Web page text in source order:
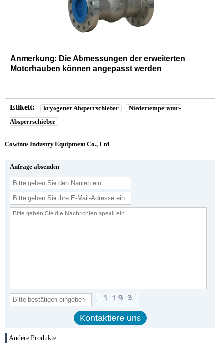
Anmerkung: Die Abmessungen der erweiterten
Motorhauben können angepasst werden
Etikett: kryogener Absperrschieber
Niedertemperatur-
Absperrschieber
Cowinns Industry Equipment Co., Ltd
Anfrage absenden
Andere Produkte